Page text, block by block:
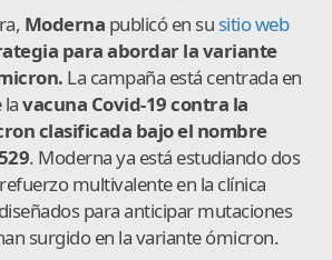
Moderna publicó en su sitio web
para abordar la variante
La campaña está centrada en
vacuna Covid-19 contra la
clasificada bajo el nombre
. Moderna ya está estudiando dos
multivalente en la clínica
para anticipar mutaciones
surgido en la variante ómicron.